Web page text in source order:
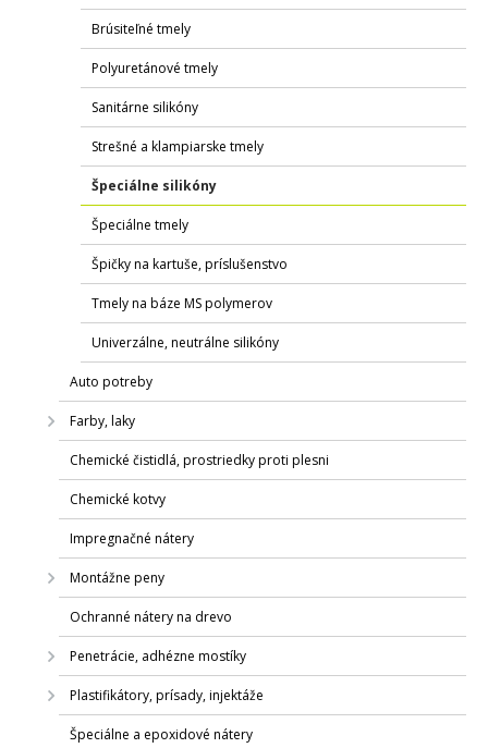
Brúsiteľné tmely
Polyuretánové tmely
Sanitárne silikóny
Strešné a klampiarske tmely
Špeciálne silikóny
Špeciálne tmely
Špičky na kartuše, príslušenstvo
Tmely na báze MS polymerov
Univerzálne, neutrálne silikóny
Auto potreby
Farby, laky
Chemické čistidlá, prostriedky proti plesni
Chemické kotvy
Impregnačné nátery
Montážne peny
Ochranné nátery na drevo
Penetrácie, adhézne mostíky
Plastifikátory, prísady, injektáže
Špeciálne a epoxidové nátery